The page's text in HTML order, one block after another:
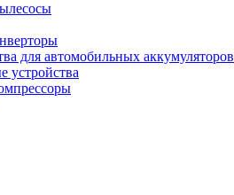
для автомобильных аккумуляторов
устройства